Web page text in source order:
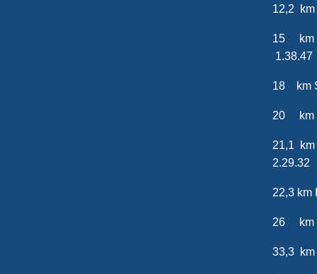
12,2
15
1.38.47
18
20
21,1
2.29.32
22,3
26 km
33,3